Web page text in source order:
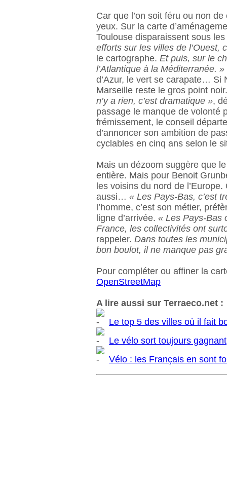
Car que l’on soit féru ou non
yeux. Sur la carte
Toulouse disparaissent sous
efforts sur les villes de l’Ouest,
le cartographe. Et puis, sur le
l’Atlantique à la Méditerranée. »
d’Azur, le vert se carapate… Si
Marseille reste le gros point
n’y a rien, c’est dramatique »,
passage le manque de volonté
frémissement, le conseil
d’annoncer son ambition de
cyclables en cinq ans selon le
Mais un dézoom suggère que
entière. Mais pour Benoit
les voisins du nord de
aussi… « Les Pays-Bas, c’est
l’homme, c’est son métier,
ligne d’arrivée. « Les Pays-Bas
France, les collectivités ont
rappeler. Dans toutes les
bon boulot, il ne manque pas
Pour compléter ou affiner la
OpenStreetMap
A lire aussi sur Terraeco.net :
Le top 5 des villes où il fait
Le vélo sort toujours gagnant
Vélo : les Français en sont